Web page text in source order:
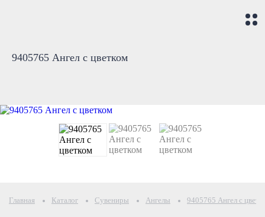
9405765 Ангел с цветком
Главная Каталог Сувениры Ангелы 9405765 Ангел с